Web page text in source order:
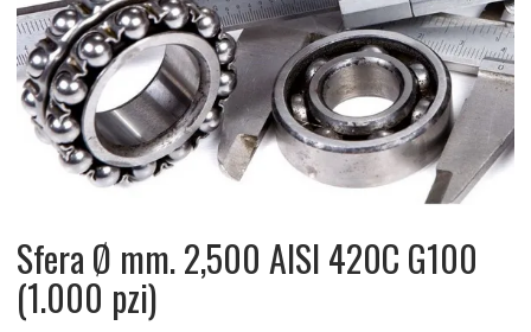
Sfera Ø mm. 2,500 AISI 420C G100
(1.000 pzi)